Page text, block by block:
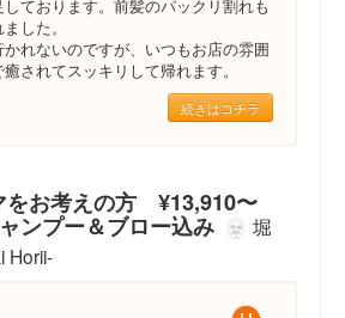
ております。前髪のパックリ割れも
した。
れないのですが、いつもお店の雰囲
されてスッキリして帰れます。
続きはコチラ
をお考えの方 ¥13,910〜
ンプー＆ブロー込み
堀